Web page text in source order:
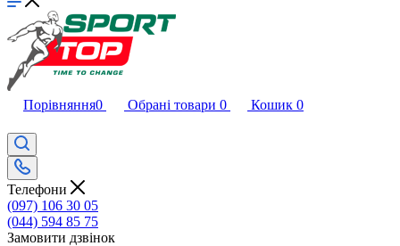
Порівняння0 Обрані товари 0 Кошик 0
Телефони
(097) 106 30 05
(044) 594 85 75
Замовити дзвінок